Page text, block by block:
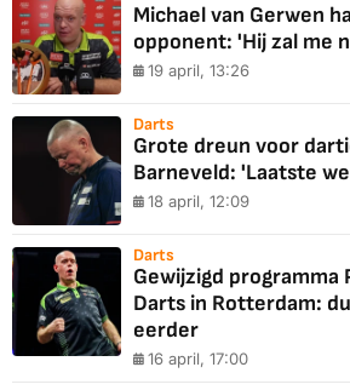
Michael van Gerwen
opponent: 'Hij zal me
19 april, 13:26
Darts
Grote dreun voor
Barneveld: 'Laatste
18 april, 12:09
Darts
Gewijzigd programma
Darts in Rotterdam:
eerder
16 april, 17:00